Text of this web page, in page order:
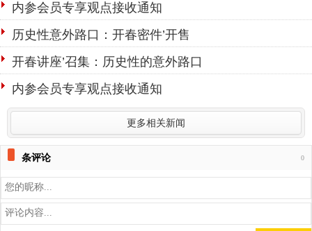
内参会员专享观点接收通知
历史性意外路口：开春密件’开售
开春讲座’召集：历史性的意外路口
内参会员专享观点接收通知
更多相关新闻
0
条评论